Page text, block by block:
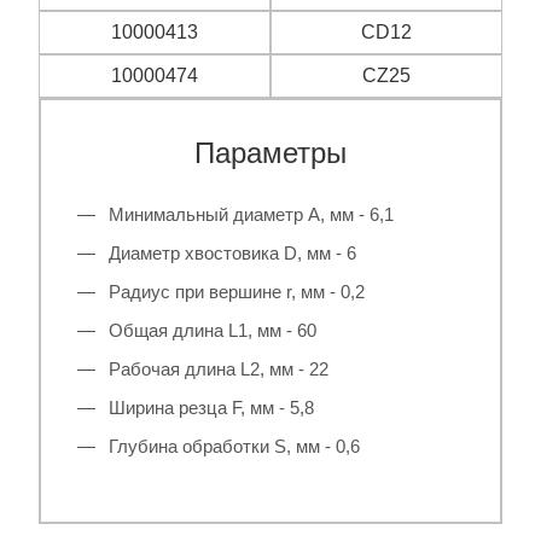
10000413 CD12
10000474 CZ25
Параметры
Минимальный диаметр A, мм - 6,1
Диаметр хвостовика D, мм - 6
Радиус при вершине r, мм - 0,2
Общая длина L1, мм - 60
Рабочая длина L2, мм - 22
Ширина резца F, мм - 5,8
Глубина обработки S, мм - 0,6